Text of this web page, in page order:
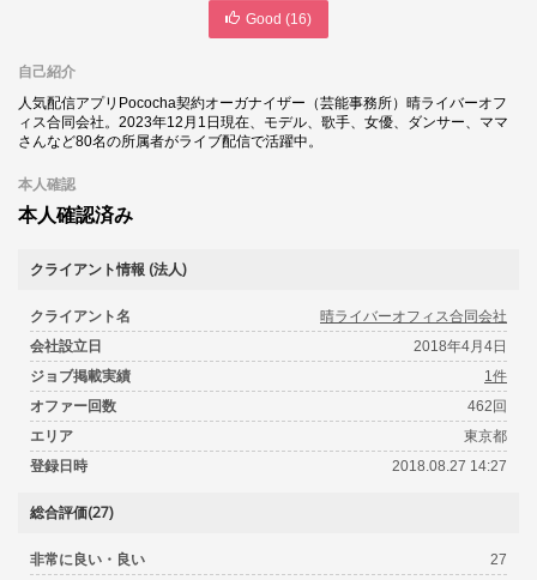
Good (16)
自己紹介
人気配信アプリPococha契約オーガナイザー（芸能事務所）晴ライバーオフ
ィス合同会社。2023年12月1日現在、モデル、歌手、女優、ダンサー、ママ
さんなど80名の所属者がライブ配信で活躍中。
本人確認
本人確認済み
クライアント情報 (法人)
クライアント名
晴ライバーオフィス合同会社
会社設立日
2018年4月4日
ジョブ掲載実績
1件
オファー回数
462回
エリア
東京都
登録日時
2018.08.27 14:27
総合評価(27)
非常に良い・良い
27